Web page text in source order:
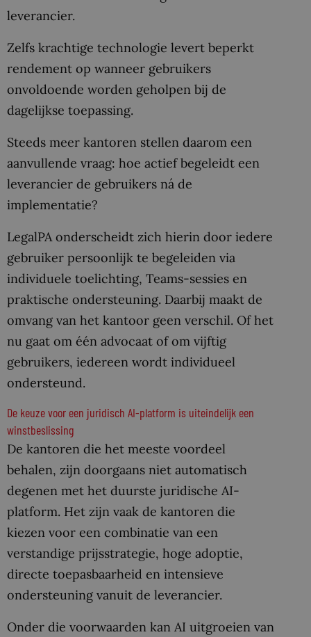
leverancier.
Zelfs krachtige technologie levert beperkt
rendement op wanneer gebruikers
onvoldoende worden geholpen bij de
dagelijkse toepassing.
Steeds meer kantoren stellen daarom een
aanvullende vraag: hoe actief begeleidt een
leverancier de gebruikers ná de
implementatie?
LegalPA onderscheidt zich hierin door iedere
gebruiker persoonlijk te begeleiden via
individuele toelichting, Teams-sessies en
praktische ondersteuning. Daarbij maakt de
omvang van het kantoor geen verschil. Of het
nu gaat om één advocaat of om vijftig
gebruikers, iedereen wordt individueel
ondersteund.
De keuze voor een juridisch AI-platform is uiteindelijk een
winstbeslissing
De kantoren die het meeste voordeel
behalen, zijn doorgaans niet automatisch
degenen met het duurste juridische AI-
platform. Het zijn vaak de kantoren die
kiezen voor een combinatie van een
verstandige prijsstrategie, hoge adoptie,
directe toepasbaarheid en intensieve
ondersteuning vanuit de leverancier.
Onder die voorwaarden kan AI uitgroeien van